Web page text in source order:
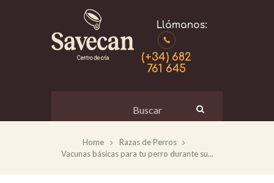
(+34) 682
761 645
Home
Razas de Perros
Vacunas básicas para tu perro durante su...